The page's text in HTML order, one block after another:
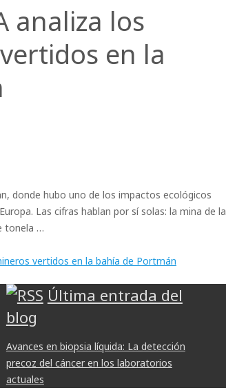
analiza los
en la
donde hubo uno de los impactos ecológicos
Las cifras hablan por sí solas: la mina de la
tonela …
vertidos en la bahía de Portmán
Última entrada del
blog
Avances en biopsia líquida: La detección
precoz del cáncer en los laboratorios
actuales